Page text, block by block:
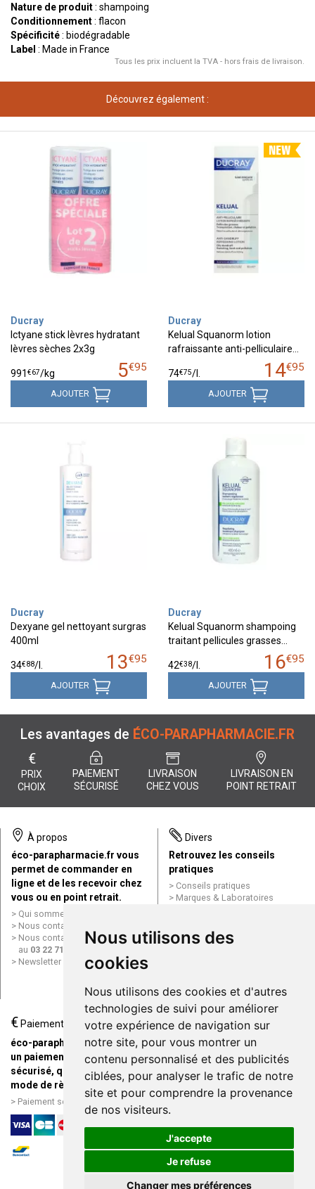
Nous utilisons des
cookies
Nous utilisons des cookies et d'autres
technologies de suivi pour améliorer
votre expérience de navigation sur
notre site, pour vous montrer un
contenu personnalisé et des publicités
ciblées, pour analyser le trafic de notre
site et pour comprendre la provenance
de nos visiteurs.
J'accepte
Je refuse
Changer mes préférences
Nature de produit: shampoing
Conditionnement: flacon
Spécificité: biodégradable
Label : Made in France
Tous les prix incluent la TVA - hors frais de livraison.
Découvrez également :
Ducray
Ictyane stick lèvres hydratant
lèvres sèches 2x3g
5€95
991 €67/kg
AJOUTER
Ducray
Kelual Squanorm lotion
rafraissante anti-pelliculaire…
14€95
74€75/
AJOUTER
Ducray
Dexyane gel nettoyant surgras
400ml
13€95
34€88/
AJOUTER
Ducray
Kelual Squanorm shampoing
traitant pellicules grasses…
16€95
42€38/
AJOUTER
Les avantages de ÉCO-PARAPHARMACIE.FR
€
PRIX
CHOIX
PAIEMENT
SÉCURISÉ
LIVRAISON
CHEZ VOUS
LIVRAISON EN
POINT RETRAIT
À propos
éco-parapharmacie.fr vous
permet de commander en
ligne et de les recevoir chez
vous ou en point retrait.
Qui sommes nous ?
Nous contacter par e-mail
Nous contacter par téléphone
au 03 22 71 64 10
Newsletter
Divers
Retrouvez les conseils
pratiques
Conseils pratiques
Marques & Laboratoires
Mentions légales
Données personnelles
ligne
€ Paiement
éco-parapharmacie.fr offre
un paiement entièrement
sécurisé, quel que soit le
mode de règlement
Paiement sécurisé et simple
Livraison / Point retrait
Commandez en ligne et
recevez votre commande
rapidement chez vous ou en
point retrait
Livraison chez vous ou en